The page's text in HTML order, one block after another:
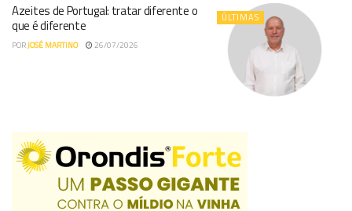
ÚLTIMAS
Azeites de Portugal: tratar diferente o
que é diferente
PORJOSÉ MARTINO 26/07/2026